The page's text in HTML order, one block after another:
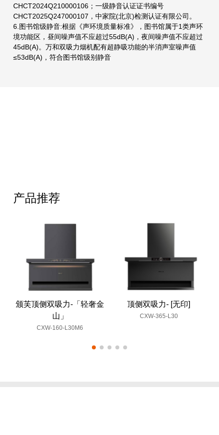
CHCT2024Q210000106；一级静音认证证书编号
CHCT2025Q247000107，中家院(北京)检测认证有限公司。
6.图书馆级静音:根据《声环境质量标准》，图书馆属于1类声环
境功能区，昼间噪声值不应超过55dB(A)，夜间噪声值不应超过
45dB(A)。万和双吸力烟机配有超静吸功能的半消声室噪声值
≤53dB(A)，符合图书馆级别静音
产品推荐
颁芙顶侧双吸力-「轻奢金
山」
CXW-160-L30M6
顶侧双吸力- [无印]
CXW-365-L30